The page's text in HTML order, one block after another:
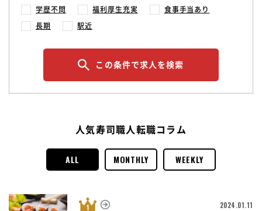
学歴不問 福利厚生充実 食事手当あり
長期 駅近
この条件で求人を検索
人気寿司職人転職コラム
ALL MONTHLY WEEKLY
2024.01.11